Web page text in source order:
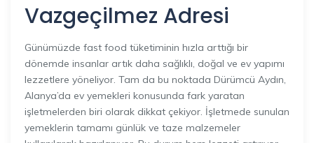
Vazgeçilmez Adresi
Günümüzde fast food tüketiminin hızla arttığı bir
dönemde insanlar artık daha sağlıklı, doğal ve ev yapımı
lezzetlere yöneliyor. Tam da bu noktada Dürümcü Aydın,
Alanya’da ev yemekleri konusunda fark yaratan
işletmelerden biri olarak dikkat çekiyor. İşletmede sunulan
yemeklerin tamamı günlük ve taze malzemeler